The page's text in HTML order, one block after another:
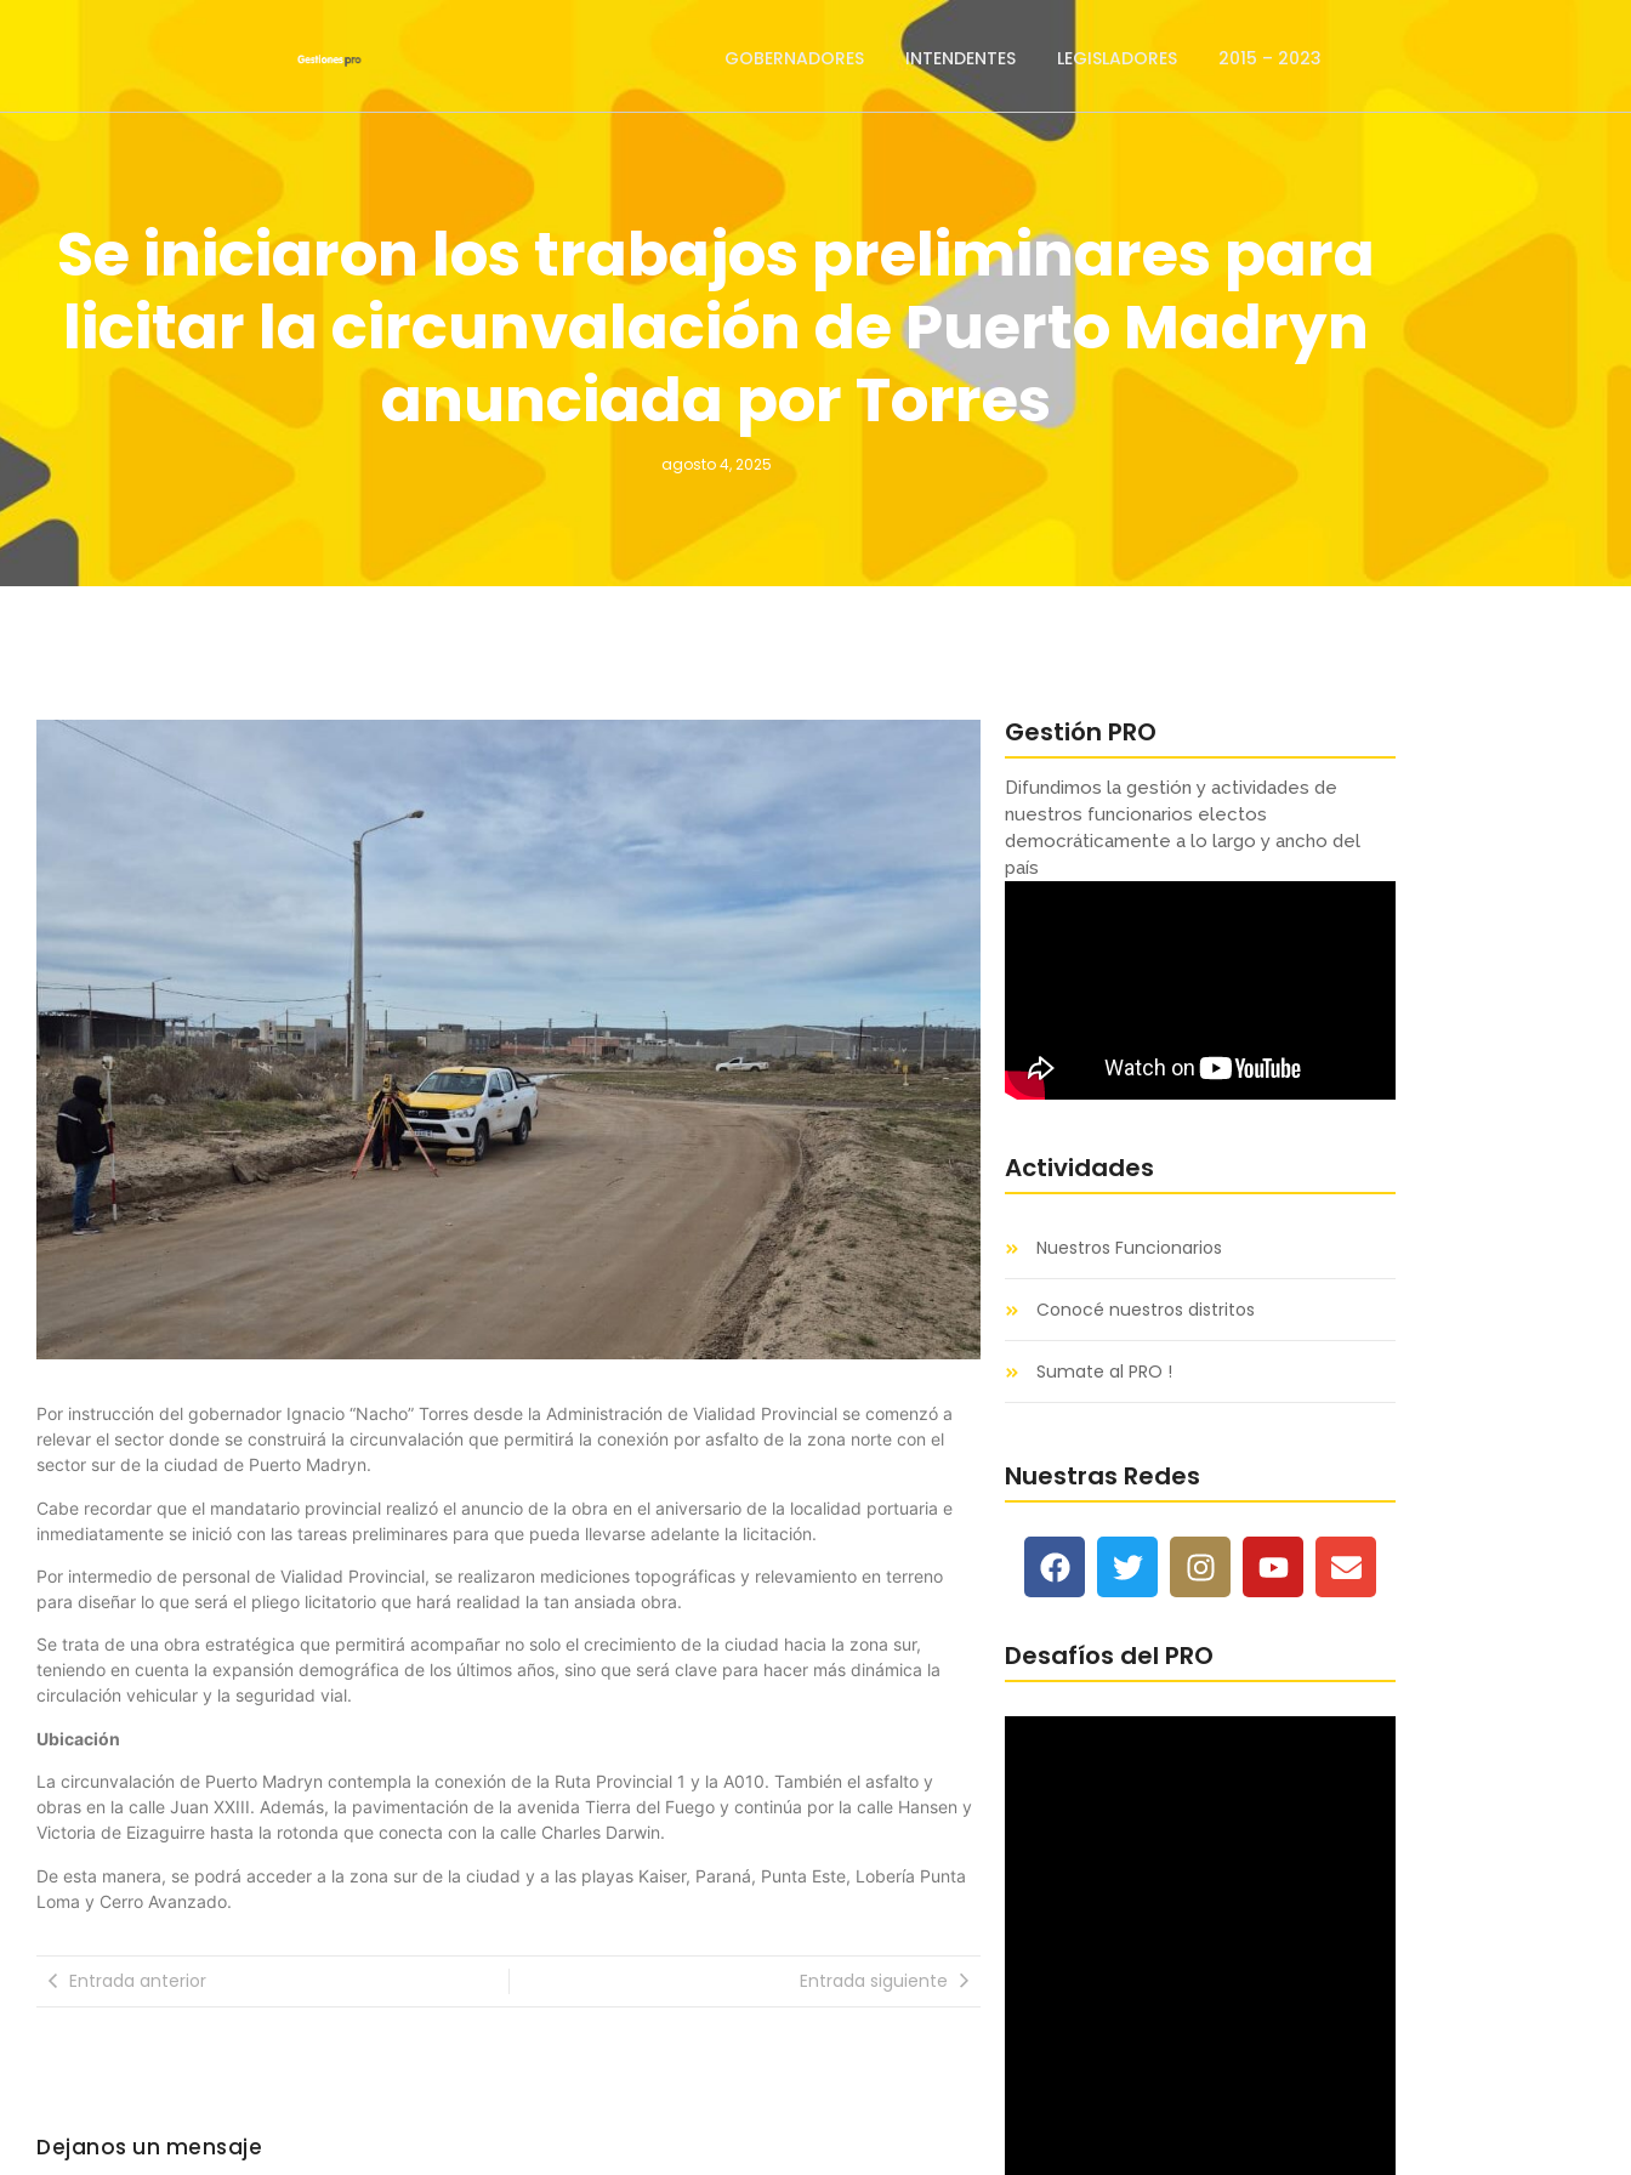
GOBERNADORES INTENDENTES LEGISLADORES 2015 – 2023
Se iniciaron los trabajos preliminares para
licitar la circunvalación de Puerto Madryn
anunciada por Torres
agosto 4, 2025
Por instrucción del gobernador Ignacio “Nacho” Torres desde la Administración de Vialidad Provincial se comenzó a
relevar el sector donde se construirá la circunvalación que permitirá la conexión por asfalto de la zona norte con el
sector sur de la ciudad de Puerto Madryn.
Cabe recordar que el mandatario provincial realizó el anuncio de la obra en el aniversario de la localidad portuaria e
inmediatamente se inició con las tareas preliminares para que pueda llevarse adelante la licitación.
Por intermedio de personal de Vialidad Provincial, se realizaron mediciones topográficas y relevamiento en terreno
para diseñar lo que será el pliego licitatorio que hará realidad la tan ansiada obra.
Se trata de una obra estratégica que permitirá acompañar no solo el crecimiento de la ciudad hacia la zona sur,
teniendo en cuenta la expansión demográfica de los últimos años, sino que será clave para hacer más dinámica la
circulación vehicular y la seguridad vial.
Ubicación
La circunvalación de Puerto Madryn contempla la conexión de la Ruta Provincial 1 y la A010. También el asfalto y
obras en la calle Juan XXIII. Además, la pavimentación de la avenida Tierra del Fuego y continúa por la calle Hansen y
Victoria de Eizaguirre hasta la rotonda que conecta con la calle Charles Darwin.
De esta manera, se podrá acceder a la zona sur de la ciudad y a las playas Kaiser, Paraná, Punta Este, Lobería Punta
Loma y Cerro Avanzado.
Entrada anterior Entrada siguiente
Dejanos un mensaje
Gestión PRO
Difundimos la gestión y actividades de
nuestros funcionarios electos
democráticamente a lo largo y ancho del
país
Actividades
Nuestros Funcionarios
Conocé nuestros distritos
Sumate al PRO !
Nuestras Redes
Desafíos del PRO